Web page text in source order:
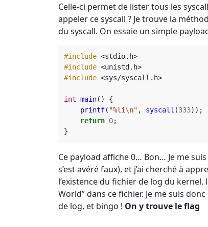
Celle-ci permet de lister tous les
appeler ce syscall ? Je trouve la
du syscall. On essaie un simple
#include <stdio.h>
#include <unistd.h>
#include <sys/syscall.h>
int main()
{
printf( "%li \n" , syscall (333));
return 0;
}
Ce payload affiche 0… Bon… Je me
s’est avéré faux), et j’ai cherché à
l’existence du fichier de log du kernel,
World” dans ce fichier. Je me suis
de log, et bingo ! On y trouve le flag